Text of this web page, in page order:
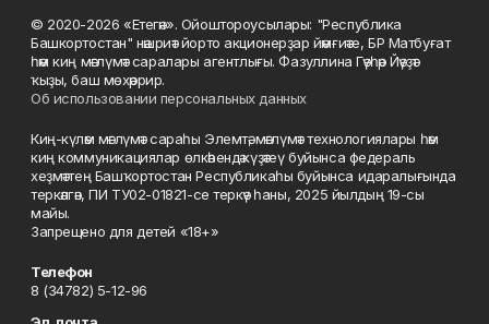
© 2020-2026 «Етегән». Ойоштороусылары: "Республика
Башкортостан" нәшриәт йорто акционерҙар йәмғиәте, БР Матбуғат
һәм киң мәғлүмәт саралары агентлығы. Фазуллина Гәүһәр Йәүҙәт
ҡыҙы, баш мөхәррир.
Об использовании персональных данных
Киң-күләм мәғлүмәт сараһы Элемтә, мәғлүмәт технологиялары һәм
киң коммуникациялар өлкәһендә күҙәтеү буйынса федераль
хеҙмәттең Башҡортостан Республикаһы буйынса идаралығында
теркәлгән, ПИ ТУ02-01821-се теркәү һаны, 2025 йылдың 19-сы
майы.
Запрещено для детей «18+»
Телефон
8 (34782) 5-12-96